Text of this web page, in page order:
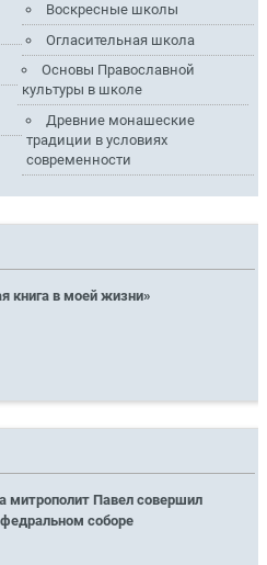
Воскресные школы
Огласительная школа
Основы Православной
культуры в школе
Древние монашеские
традиции в условиях
современности
книга в моей жизни»
митрополит Павел совершил
соборе